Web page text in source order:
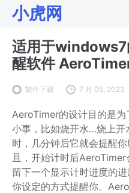
小虎网
适用于windows7
醒软件
软件下载 7 月 05, 2023
AeroTimer的设计目的是
小事，比如烧开水…烧上
时，几分钟后它就会提醒
且，开始计时后
留下一个显示计时进度的
你设定的方式提醒你。